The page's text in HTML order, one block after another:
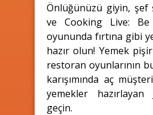
Önlüğünüzü giyin, şef
ve Cooking Live:
oyununda fırtına gibi
hazır olun! Yemek
restoran oyunlarının
karışımında aç
yemekler
geçin.